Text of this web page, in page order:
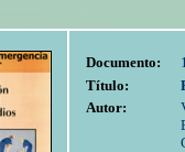
Documento:
Título:
Autor: